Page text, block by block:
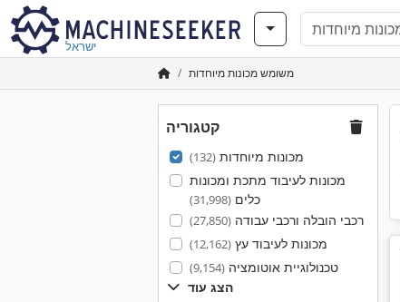
ישראל
משומש מכונות מיוחדות
קטגוריה
מכונות מיוחדות(132)
מכונות לעיבוד מתכת ומכונות
כלים(31,998)
רכבי הובלה ורכבי עבודה(27,850)
מכונות לעיבוד עץ(12,162)
טכנולוגיית אוטומציה(9,154)
הצג עוד